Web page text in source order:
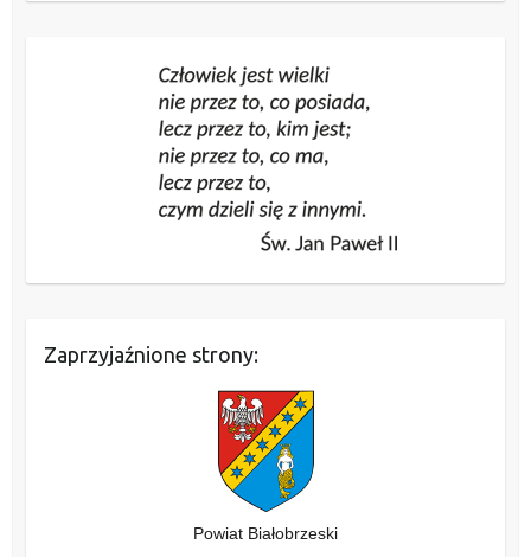
Zaprzyjaźnione strony:
Powiat Białobrzeski